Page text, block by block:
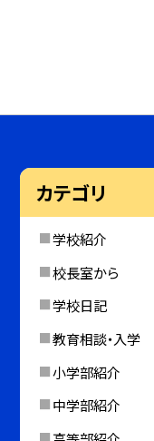
カテゴリ
学校紹介
校長室から
学校日記
教育相談・入学
小学部紹介
中学部紹介